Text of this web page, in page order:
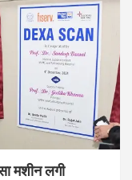
मशीन लगी